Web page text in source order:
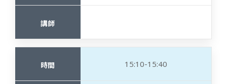
15:10-15:40